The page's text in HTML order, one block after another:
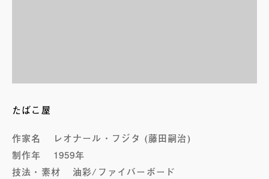
たばこ屋
作家名
レオナール・フジタ (藤田嗣治)
制作年
1959年
技法・素材
油彩/ファイバーボード